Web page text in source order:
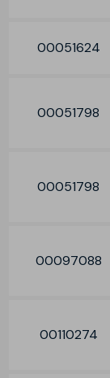
00051624
00051798
00051798
00097088
00110274